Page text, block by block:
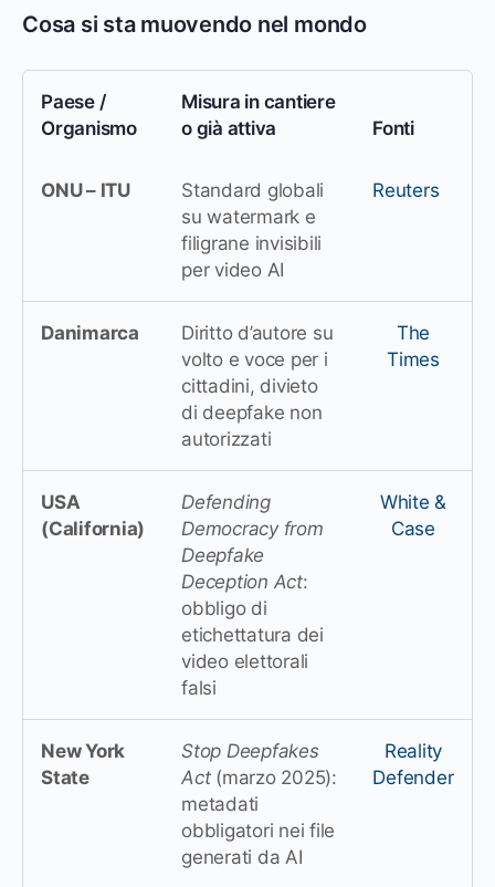
Cosa si sta muovendo nel mondo
Paese /
Organismo
Misura in cantiere
o già attiva
Fonti
ONU – ITU
Standard globali
su watermark e
filigrane invisibili
per video AI
Reuters
Danimarca
Diritto d’autore su
volto e voce per i
cittadini, divieto
di deepfake non
autorizzati
The
Times
USA
(California)
Defending
Democracy from
Deepfake
Deception Act:
obbligo di
etichettatura dei
video elettorali
falsi
White &
Case
New York
State
Stop Deepfakes
Act(marzo 2025):
metadati
obbligatori nei file
generati da AI
Reality
Defender